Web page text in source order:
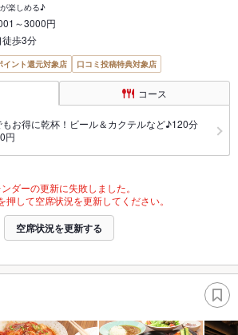
楽しめる♪
～3000円
歩3分
イント還元対象店 口コミ投稿特典対象店
コース
もお得に乾杯！ビール＆カクテルなど♪120分
円
ダーの更新に失敗しました。
押して空席状況を更新してください。
空席状況を更新する